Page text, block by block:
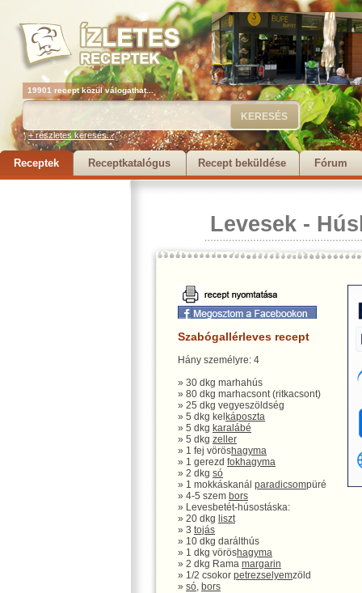
19901 recept közül válogathat...
+ részletes keresés...
Receptek Receptkatalógus Recept beküldése Fórum
Levesek -
Szabógallérleves recept
Hány személyre: 4
» 30 dkg marhahús
» 80 dkg marhacsont (ritkacsont)
» 25 dkg vegyeszöldség
» 5 dkg kel káposzta
» 5 dkg karalábé
» 5 dkg zeller
» 1 fej vöröshagyma
» 1 gerezd fokhagyma
» 2 dkg só
» 1 mokkáskanál paradicsompüré
» 4-5 szem bors
» Levesbetét-húsostáska:
» 20 dkg liszt
» 3 tojás
» 10 dkg darálthús
» 1 dkg vöröshagyma
» 2 dkg Rama margarin
» 1/2 csokor petrezselyemzöld
» só, bors